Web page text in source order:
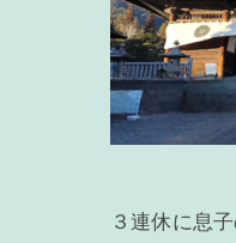
３連休に息